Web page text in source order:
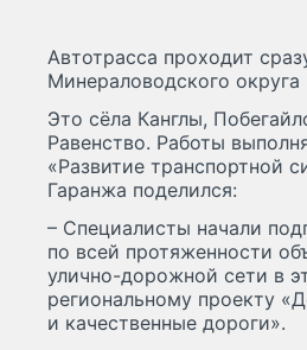
Автотрасса проходит
Минераловодского
Это сёла Канглы,
Равенство. Работы
«Развитие транспортной
Гаранжа поделился:
– Специалисты начали
по всей протяженности
улично-дорожной сети в
региональному проекту
и качественные дороги».